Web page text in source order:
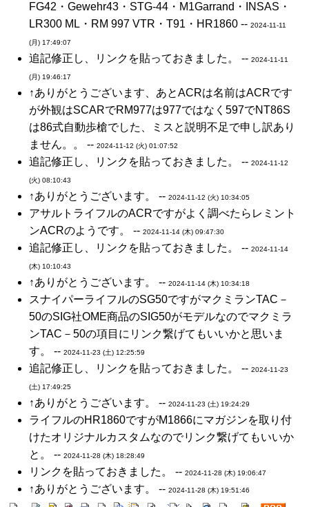
FG42・Gewehr43・STG-44・M1Garrand・INSAS・
LR300 ML・RM 997 VTR・T91・HR1860 -- 2024-11-11
(月) 17:49:07
追記修正し、リンクを貼っておきました。 -- 2024-11-11
(月) 19:46:17
↑ありがとうございます、あとACRは名前はACRです
が外観はSCARでRM977は977ではなく597でNT86S
は86式自動歩槍でした、ミスと説明不足で申し訳あり
ません。。 -- 2024-11-12 (火) 01:07:52
追記修正し、リンクを貼っておきました。 -- 2024-11-12
(火) 08:10:43
↑ありがとうございます。 -- 2024-11-12 (火) 10:34:05
アサルトライフルのACRですがよく調べたらレミント
ンACRのようです。 -- 2024-11-14 (木) 09:47:30
追記修正し、リンクを貼っておきました。 -- 2024-11-14
(木) 10:10:43
↑ありがとうございます。 -- 2024-11-14 (木) 10:34:18
スナイパーライフルのSG50ですがマクミランTAC－
50のSIG社OME商品のSIG50がモデルなのでマクミラ
ンTAC－50の項目にリンク繋げてもいいかと思いま
す。 -- 2024-11-23 (土) 12:25:59
追記修正し、リンクを貼っておきました。 -- 2024-11-23
(土) 17:49:25
↑ありがとうございます。 -- 2024-11-23 (土) 19:24:29
ライフルのHR1860ですがM1866にマガジンを取り付
けたオリジナルカスタムなのでリンク繋げてもいいか
と。 -- 2024-11-28 (木) 18:28:49
リンクを貼っておきました。 -- 2024-11-28 (木) 19:06:47
↑ありがとうございます。 -- 2024-11-28 (木) 19:51:46